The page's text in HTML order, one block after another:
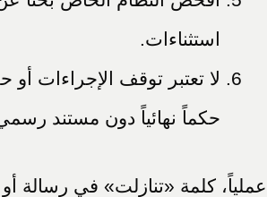
استثناءات.
لا تعتبر توقف الإجراءات
حكماً نهائياً دون مستند
عملياً، كلمة «تنازلت» في رسالة